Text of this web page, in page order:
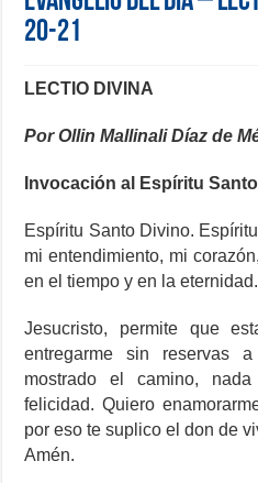
20-21
LECTIO DIVINA
Por Ollin Mallinali Díaz de
Invocación al Espíritu Santo
Espíritu Santo Divino.
mi entendimiento, mi
en el tiempo y en la eternidad.
Jesucristo, permite que
entregarme sin reservas
mostrado el camino,
felicidad. Quiero
por eso te suplico el don de
Amén.